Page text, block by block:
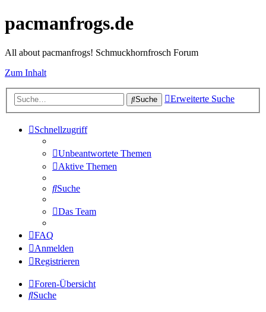
pacmanfrogs.de
All about pacmanfrogs! Schmuckhornfrosch Forum
Zum Inhalt
Suche Erweiterte Suche
Schnellzugriff
Unbeantwortete Themen
Aktive Themen
Suche
Das Team
FAQ
Anmelden
Registrieren
Foren-Übersicht
Suche